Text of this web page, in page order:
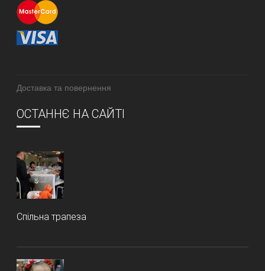
Доставка та повернення
ОСТАННЄ НА САЙТІ
Спільна трапеза